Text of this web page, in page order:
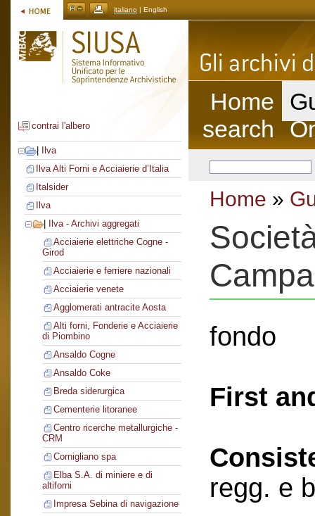
italiano | English
contrai l'albero
Ilva
Ilva Alti Forni e Acciaierie d’Italia
Italsider
Ilva
Ilva - Archivi aggregati
Acciaierie elettriche Cogne -
Girod
Acciaierie e ferriere nazionali
Acciaierie venete
Agglomerati antracite Aosta
Alti forni, Fonderie e Acciaierie
di Piombino
Ansaldo Cogne
Ansaldo Coke
Breda siderurgica
Cementerie litoranee
Centro ricerche metallurgiche -
CRM
Cornigliano spa
Elba S.A. di miniere e di
altiforni
Impresa Sebina di navigazione
Home
search
Home »
fondo
First
regg. e